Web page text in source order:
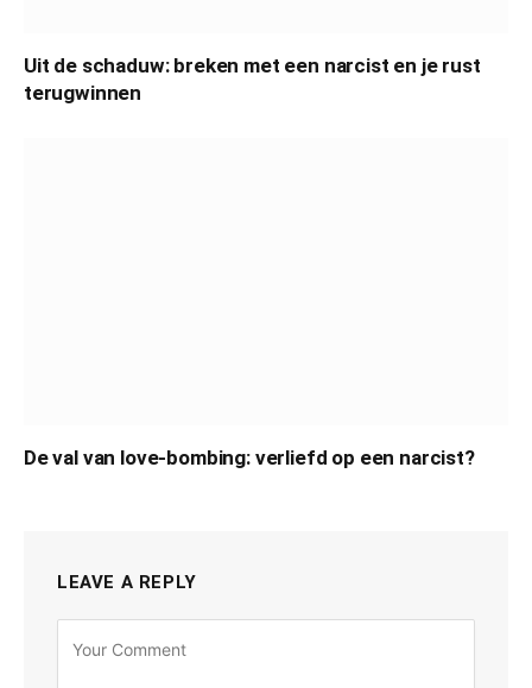
Uit de schaduw: breken met een narcist en je rust
terugwinnen
De val van love-bombing: verliefd op een narcist?
LEAVE A REPLY